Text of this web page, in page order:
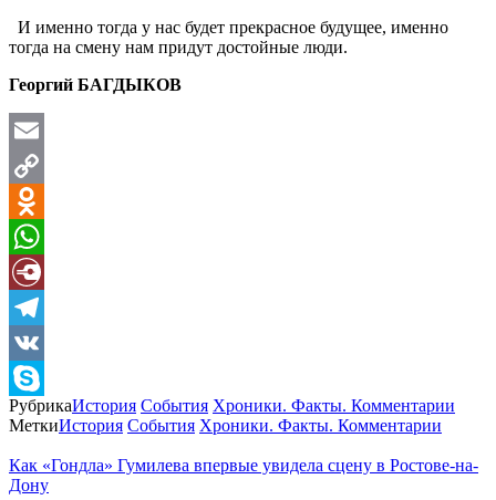
И именно тогда у нас будет прекрасное будущее, именно
тогда на смену нам придут достойные люди.
Георгий БАГДЫКОВ
Email
Copy
Link
Odnoklassniki
WhatsApp
Diary.Ru
Telegram
VK
Skype
РубрикаИстория События Хроники. Факты. Комментарии
МеткиИстория События Хроники. Факты. Комментарии
Как «Гондла» Гумилева впервые увидела сцену в Ростове-на-
Дону